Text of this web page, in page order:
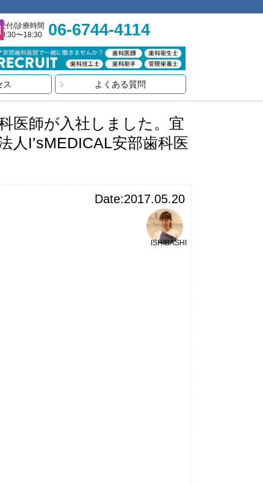
付/診療時間
9:30〜18:30
06-6744-4114
ス よくある質問
医師が入社しました。宜
人I’sMEDICAL安部歯科医
Date:2017.05.20
ISHIBASHI